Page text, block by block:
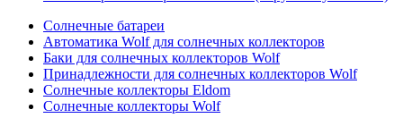
Солнечные батареи
Автоматика Wolf для солнечных коллекторов
Баки для солнечных коллекторов Wolf
Принадлежности для солнечных коллекторов Wolf
Солнечные коллекторы Eldom
Солнечные коллекторы Wolf